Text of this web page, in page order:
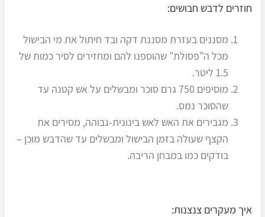
חוזרים לדבש חבושים:
מסננים בעזרת מסננת דקה ובד חיתול את מי הבישול
מכל ה”פסולת” שהוספנו להם ומחזירים לסיר כמות של
1.5 ליטר.
מוסיפים 750 גרם סוכר ומבשלים על אש קטנה עד
שהסוכר נמס.
מגבירים את האש לאש בינונית-גבוהה, מסירים את
הקצף שעולה בזמן הבישול ומבשלים עד שהדבש מוכן –
בודקים כמו במבחן הריבה.
איך מעקרים צנצנות: